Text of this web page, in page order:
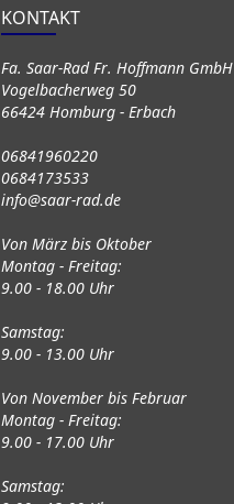
KONTAKT
Fa. Saar-Rad Fr. Hoffmann GmbH
Vogelbacherweg 50
66424 Homburg - Erbach
06841960220
0684173533
info@saar-rad.de
Von März bis Oktober
Montag - Freitag:
9.00 - 18.00 Uhr
Samstag:
9.00 - 13.00 Uhr
Von November bis Februar
Montag - Freitag:
9.00 - 17.00 Uhr
Samstag: